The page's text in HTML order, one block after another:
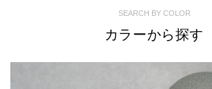
SEARCH BY COLOR
カラーから探す